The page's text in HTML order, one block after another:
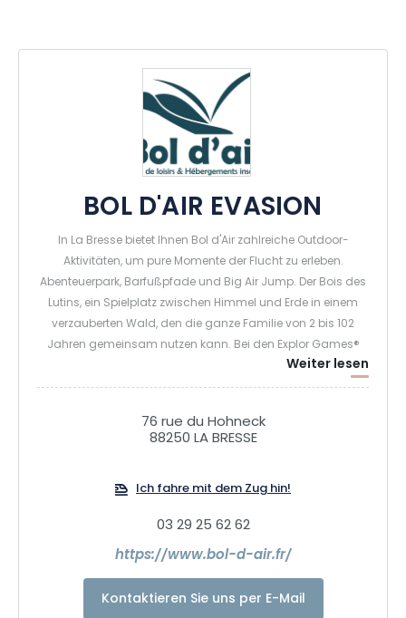
BOL D'AIR EVASION
In La Bresse bietet Ihnen Bol d'Air zahlreiche Outdoor-
Aktivitäten, um pure Momente der Flucht zu erleben.
Abenteuerpark, Barfußpfade und Big Air Jump. Der Bois des
Lutins, ein Spielplatz zwischen Himmel und Erde in einem
verzauberten Wald, den die ganze Familie von 2 bis 102
Jahren gemeinsam nutzen kann. Bei den Explor Games®
stellen Sie sich in Teams von 2 bis 5 Spielern körperlichen
und geistigen Herausforderungen, Geschicklichkeits- und
und in Themenräumen zu spielen. Für noch mehr
km350 langen Kabels, den Sie allein oder zu zweit erleben
sitzende Seilrutsche für Kinder von 15 bis 35 kg. Oder die Bol
d'Air Line, die in Frankreich einzigartige kurvenreiche
Seilrutsche für einen neuartigen Slalom durch den Wald. Die
Wagemutigsten können sich am Bungee-Sprung
Weiter lesen
76 rue du Hohneck
88250 LA BRESSE
Ich fahre mit dem Zug hin!
03 29 25 62 62
https://www.bol-d-air.fr/
Kontaktieren Sie uns per E-Mail